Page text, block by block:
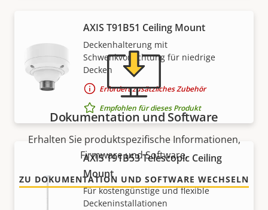
AXIS T91B51 Ceiling Mount
Deckenhalterung mit
Schwenkvorrichtung für niedrige
Decken
Erfordert zusätzliches Zubehör
Empfohlen für dieses Produkt
AXIS T91B53 Telescopic Ceiling
Mount
Für kostengünstige und flexible
Deckeninstallationen
Dokumentation und Software
Erhalten Sie produktspezifische Informationen,
Firmware und Software.
ZU DOKUMENTATION UND SOFTWARE WECHSELN